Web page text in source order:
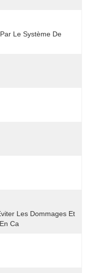
Le Système De
Les Dommages Et
Ca